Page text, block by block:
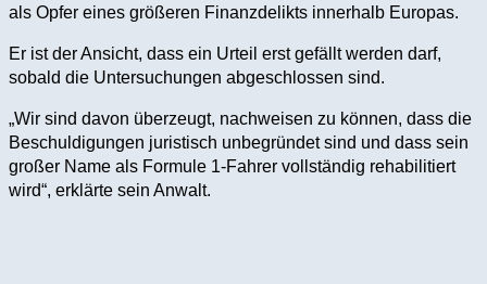
als Opfer eines größeren Finanzdelikts innerhalb Europas.
Er ist der Ansicht, dass ein Urteil erst gefällt werden darf,
sobald die Untersuchungen abgeschlossen sind.
„Wir sind davon überzeugt, nachweisen zu können, dass die
Beschuldigungen juristisch unbegründet sind und dass sein
großer Name als Formule 1-Fahrer vollständig rehabilitiert
wird“, erklärte sein Anwalt.